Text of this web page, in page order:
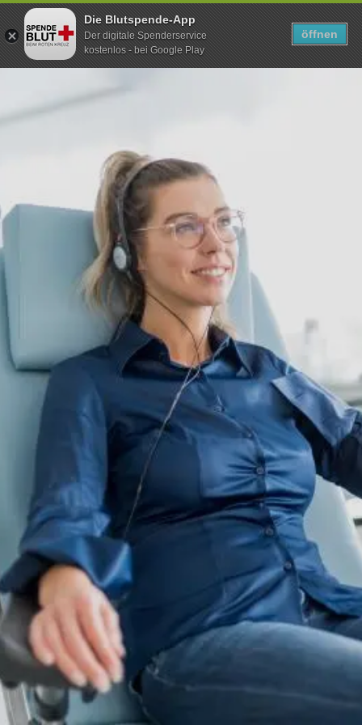
TERMIN SUCHEN
SUCHEN
Die Blutspende-App
Der digitale Spenderservice
kostenlos - bei Google Play
öffnen